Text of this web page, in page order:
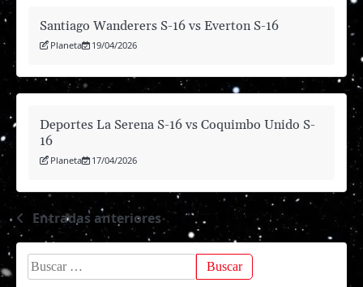
Santiago Wanderers S-16 vs Everton S-16
Planeta 19/04/2026
Deportes La Serena S-16 vs Coquimbo Unido S-
16
Planeta 17/04/2026
Navegación
de
entradas
Entradas anteriores
Buscar: